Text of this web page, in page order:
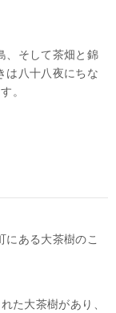
、そして茶畑と錦
は八十八夜にちな
。
にある大茶樹のこ
た大茶樹があり、